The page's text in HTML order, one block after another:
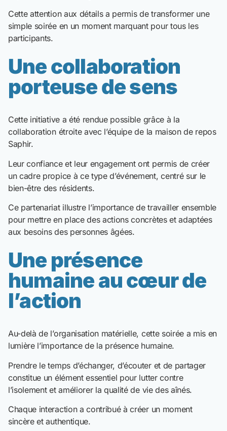
Cette attention aux détails a permis de transformer une
simple soirée en un moment marquant pour tous les
participants.
Une collaboration
porteuse de sens
Cette initiative a été rendue possible grâce à la
collaboration étroite avec l’équipe de la maison de repos
Saphir.
Leur confiance et leur engagement ont permis de créer
un cadre propice à ce type d’événement, centré sur le
bien-être des résidents.
Ce partenariat illustre l’importance de travailler ensemble
pour mettre en place des actions concrètes et adaptées
aux besoins des personnes âgées.
Une présence
humaine au cœur de
l’action
Au-delà de l’organisation matérielle, cette soirée a mis en
lumière l’importance de la présence humaine.
Prendre le temps d’échanger, d’écouter et de partager
constitue un élément essentiel pour lutter contre
l’isolement et améliorer la qualité de vie des aînés.
Chaque interaction a contribué à créer un moment
sincère et authentique.